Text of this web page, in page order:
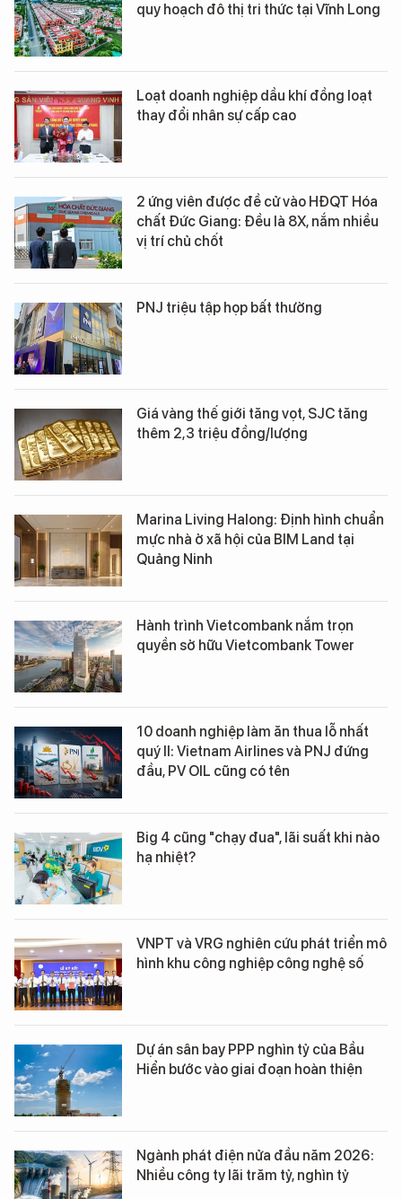
quy hoạch đô thị tri thức tại Vĩnh Long
Loạt doanh nghiệp dầu khí đồng loạt
thay đổi nhân sự cấp cao
2 ứng viên được đề cử vào HĐQT Hóa
chất Đức Giang: Đều là 8X, nắm nhiều
vị trí chủ chốt
PNJ triệu tập họp bất thường
Giá vàng thế giới tăng vọt, SJC tăng
thêm 2,3 triệu đồng/lượng
Marina Living Halong: Định hình chuẩn
mực nhà ở xã hội của BIM Land tại
Quảng Ninh
Hành trình Vietcombank nắm trọn
quyền sở hữu Vietcombank Tower
10 doanh nghiệp làm ăn thua lỗ nhất
quý II: Vietnam Airlines và PNJ đứng
đầu, PV OIL cũng có tên
Big 4 cũng "chạy đua", lãi suất khi nào
hạ nhiệt?
VNPT và VRG nghiên cứu phát triển mô
hình khu công nghiệp công nghệ số
Dự án sân bay PPP nghìn tỷ của Bầu
Hiển bước vào giai đoạn hoàn thiện
Ngành phát điện nửa đầu năm 2026:
Nhiều công ty lãi trăm tỷ, nghìn tỷ